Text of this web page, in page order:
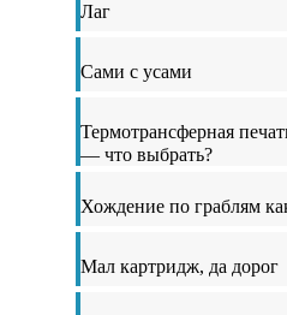
Лаг
Сами с усами
Термотрансферная
— что выбрать?
Хождение по граблям
Мал картридж, да дорог